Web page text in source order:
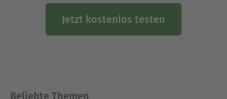
Jetzt kostenlos testen
Beliebte Themen